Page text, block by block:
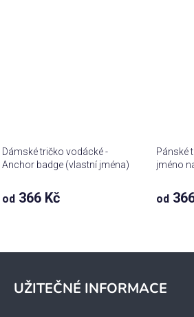
Dámské tričko vodácké -
Anchor badge (vlastní jména)
od 366 Kč
Pánské
jméno
od
UŽITEČNÉ INFORMACE